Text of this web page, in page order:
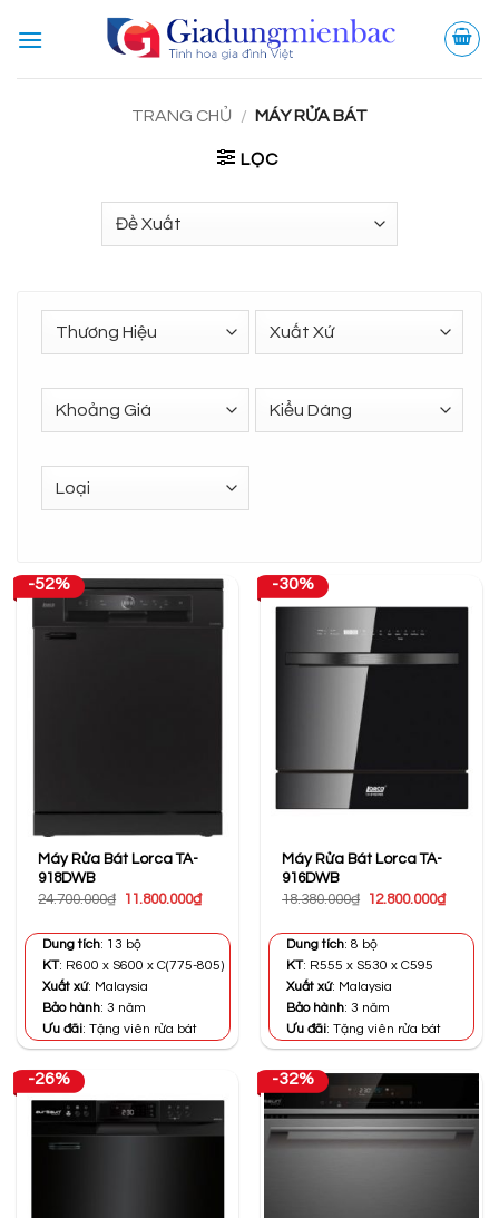
qua
TRANG CHỦ / MÁY RỬA BÁT
LỌC
-52%
Máy Rửa Bát Lorca TA-
918DWB
24.700.000₫
Giá
24.700.000₫.
11.800.000₫Giá
Dung tích: 13 bộ
KT: R600 x S600 x C(775-805)
Xuất xứ: Malaysia
Bảo hành: 3 năm
Ưu đãi: Tặng viên rửa bát
-30%
Máy Rửa Bát Lorca TA-
916DWB
18.380.000₫
Giá
18.380.000₫.
12.800.000₫Giá
Dung tích: 8 bộ
KT: R555 x S530 x C595
Xuất xứ: Malaysia
Bảo hành: 3 năm
Ưu đãi: Tặng viên rửa bát
-26% -32%